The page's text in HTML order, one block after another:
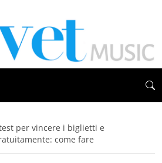
per vincere i biglietti e
come fare